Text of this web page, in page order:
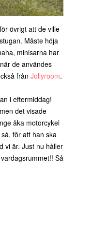
övrigt att de ville
Måste höja
minisarna har
de användes
från Jollyroom.
i eftermiddag!
det visade
åka motorcykel
för att han ska
vi är. Just nu håller
Så